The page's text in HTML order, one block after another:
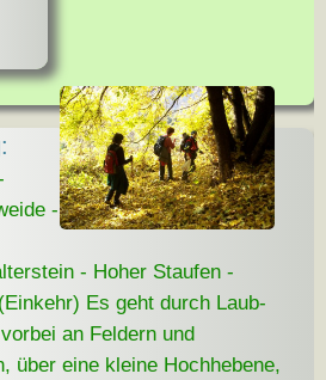
-
- Hoher Staufen -
Es geht durch Laub-
an Feldern und
über eine kleine Hochhebene,